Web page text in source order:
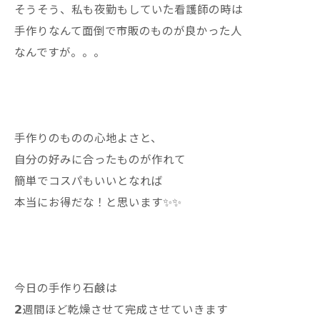
そうそう、私も夜勤もしていた看護師の時は
手作りなんて面倒で市販のものが良かった人
なんですが。。。
手作りのものの心地よさと、
自分の好みに合ったものが作れて
簡単でコスパもいいとなれば
本当にお得だな！と思います✨✨
今日の手作り石鹸は
𝟮週間ほど乾燥させて完成させていきます